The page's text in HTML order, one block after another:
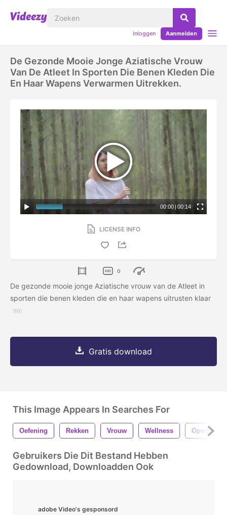
Inloggen Aanmelden
De Gezonde Mooie Jonge Aziatische Vrouw
Van De Atleet In Sporten Die Benen Kleden Die
En Haar Wapens Verwarmen Uitrekken.
00:00 | 00:14
LICENSE INFO
0
De gezonde mooie jonge Aziatische vrouw van de Atleet in
sporten die benen kleden die en haar wapens uitrusten klaar
Gratis download
This Image Appears In Searches For
Oefening Rekken Vrouw Wellness Opwarmen
Gebruikers Die Dit Bestand Hebben
Gedownload, Downloadden Ook
adobe Video's gesponsord